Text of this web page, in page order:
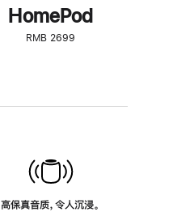
HomePod
RMB 2699
高保真音质，令人沉浸。